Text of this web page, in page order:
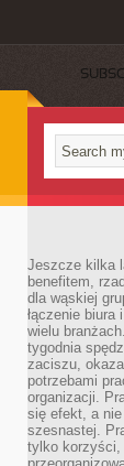
Jeszcze kilka
benefitem,
dla wąskiej
łączenie biura
wielu
tygodnia
zaciszu,
potrzebami
organizacji.
się efekt, a
szesnastej.
tylko korzyści,